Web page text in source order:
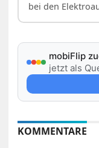
bei den
mobiFlip
jetzt als
KOMMENTARE